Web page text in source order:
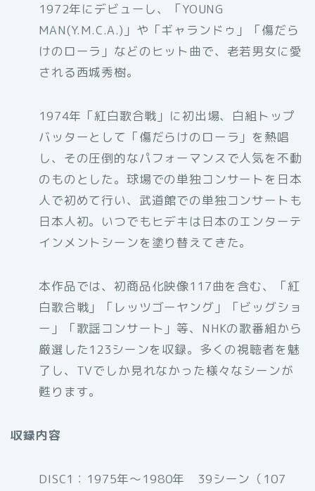
1972年にデビューし、「YOUNG
MAN(Y.M.C.A.)」や「ギャランドゥ」「傷だら
けのローラ」などのヒット曲で、老若男女に愛
される西城秀樹。
1974年「紅白歌合戦」に初出場、白組トップ
バッターとして「傷だらけのローラ」を熱唱
し、その圧倒的なパフォーマンスで人気を不動
のものとした。球場での単独コンサートを日本
人で初めて行い、武道館での単独コンサートも
日本人初。いつでもヒデキは日本のエンターテ
インメントシーンを塗り替えてきた。
本作品では、初商品化映像117曲を含む、「紅
白歌合戦」「レッツゴーヤング」「ビッグショ
ー」「歌謡コンサート」等、NHKの歌番組から
厳選した123シーンを収録。多くの視聴者を魅
了し、TVでしか見れなかった様々なシーンが
甦ります。
収録内容
DISC1：1975年～1980年 39シーン（107